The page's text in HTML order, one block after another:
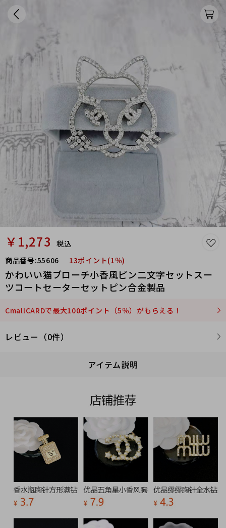
￥1,273
税込
商品番号:55606 13ポイント(1％)
かわいい猫ブローチ小香風ピン二文字セットスー
ツコートセーターセットピン合金製品
CmallCARDで最大100ポイント（5％）がもらえる！
レビュー（0件）
アイテム説明